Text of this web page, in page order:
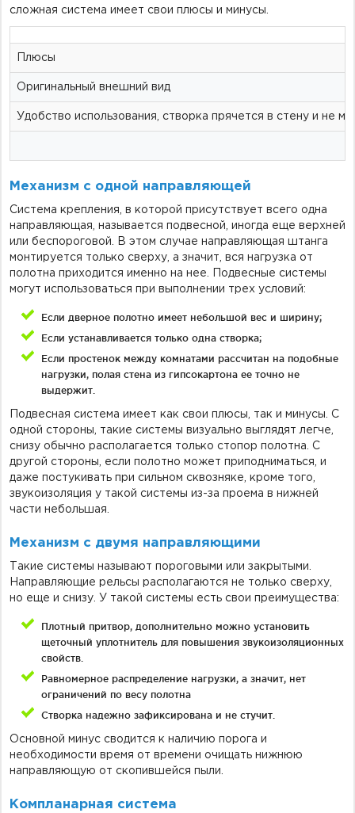
сложная система имеет свои плюсы и минусы.
Плюсы
Оригинальный внешний вид
Удобство использования, створка прячется в стену и не
Механизм с одной направляющей
Система крепления, в которой присутствует всего одна
направляющая, называется подвесной, иногда еще верхней
или беспороговой. В этом случае направляющая штанга
монтируется только сверху, а значит, вся нагрузка от
полотна приходится именно на нее. Подвесные системы
могут использоваться при выполнении трех условий:
Если дверное полотно имеет небольшой вес и ширину;
Если устанавливается только одна створка;
Если простенок между комнатами рассчитан на подобные
нагрузки, полая стена из гипсокартона ее точно не
выдержит.
Подвесная система имеет как свои плюсы, так и минусы. С
одной стороны, такие системы визуально выглядят легче,
снизу обычно располагается только стопор полотна. С
другой стороны, если полотно может приподниматься, и
даже постукивать при сильном сквозняке, кроме того,
звукоизоляция у такой системы из-за проема в нижней
части небольшая.
Механизм с двумя направляющими
Такие системы называют пороговыми или закрытыми.
Направляющие рельсы располагаются не только сверху,
но еще и снизу. У такой системы есть свои преимущества:
Плотный притвор, дополнительно можно установить
щеточный уплотнитель для повышения звукоизоляционных
свойств.
Равномерное распределение нагрузки, а значит, нет
ограничений по весу полотна
Створка надежно зафиксирована и не стучит.
Основной минус сводится к наличию порога и
необходимости время от времени очищать нижнюю
направляющую от скопившейся пыли.
Компланарная система